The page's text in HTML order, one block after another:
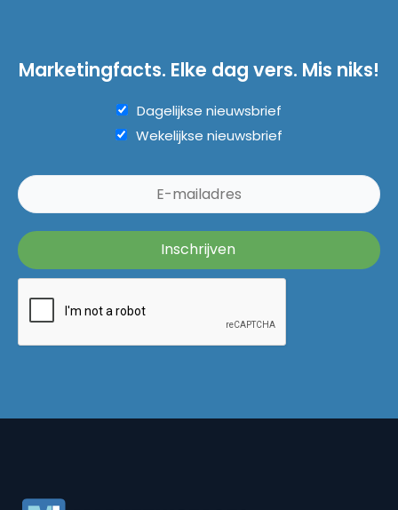
Marketingfacts. Elke dag vers. Mis niks!
Dagelijkse nieuwsbrief
Wekelijkse nieuwsbrief